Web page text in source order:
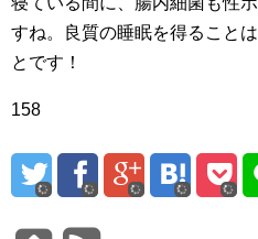
すね。良質の睡眠を得ること
とです！
158